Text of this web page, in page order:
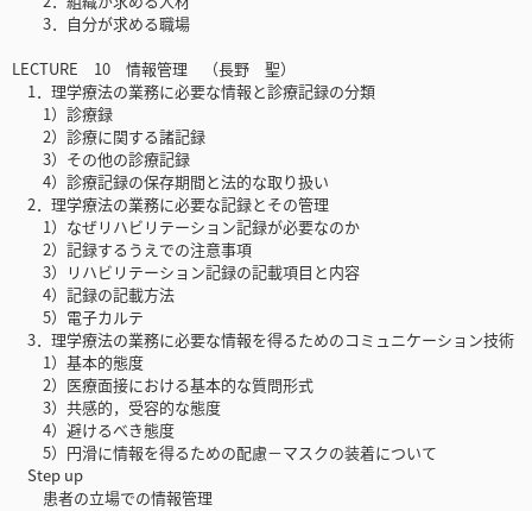
3．自分が求める職場
LECTURE 10 情報管理 （長野 聖）
1．理学療法の業務に必要な情報と診療記録の分類
1）診療録
2）診療に関する諸記録
3）その他の診療記録
4）診療記録の保存期間と法的な取り扱い
2．理学療法の業務に必要な記録とその管理
1）なぜリハビリテーション記録が必要なのか
2）記録するうえでの注意事項
3）リハビリテーション記録の記載項目と内容
4）記録の記載方法
5）電子カルテ
3．理学療法の業務に必要な情報を得るためのコミュニケーション技術
1）基本的態度
2）医療面接における基本的な質問形式
3）共感的，受容的な態度
4）避けるべき態度
5）円滑に情報を得るための配慮－マスクの装着について
Step up
患者の立場での情報管理